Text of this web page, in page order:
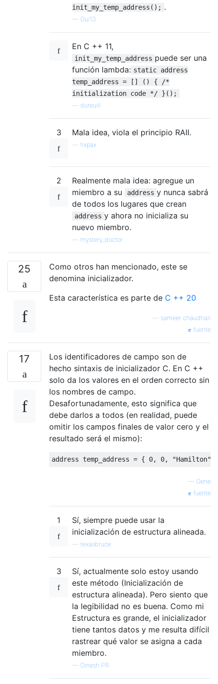
init_my_temp_address(); .
— Gui13
En C ++ 11,
init_my_temp_address puede ser una
función lambda: static address
temp_address = [] () { /*
initialization code */ }();
dureuill
3 Mala idea, viola el principio RAII.
hxpax
2
Realmente mala idea: agregue un
miembro a su
address y nunca sabrá
de todos los lugares que crean
address y ahora no inicializa su
nuevo miembro.
mystery_doctor
25
Como otros han mencionado, este se
denomina inicializador.
Esta característica es parte de C ++ 20
sameer chaudhari
fuente
17
Los identificadores de campo son de
hecho sintaxis de inicializador C. En C ++
solo da los valores en el orden correcto sin
los nombres de campo.
Desafortunadamente, esto significa que
debe darlos a todos (en realidad, puede
omitir los campos finales de valor cero y el
resultado será el mismo):
address temp_address = { 0, 0, "Hamilton"
— Gene
fuente
1
Sí, siempre puede usar la
inicialización de estructura alineada.
texasbruce
3
Sí, actualmente solo estoy usando
este método (Inicialización de
estructura alineada). Pero siento que
la legibilidad no es buena. Como mi
Estructura es grande, el inicializador
tiene tantos datos y me resulta difícil
rastrear qué valor se asigna a cada
miembro.
— Dinesh PR